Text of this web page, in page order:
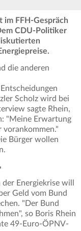
im FFH-Gespräch
CDU-Politiker
die anderen
Scholz wird bei
sagte Rhein,
"Meine Erwartung
Bürger wollen
Energiekrise will
Geld vom Bund
"Der Bund
so Boris Rhein
49-Euro-ÖPNV-